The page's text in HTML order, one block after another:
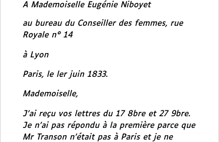
A Mademoiselle Eugénie Niboyet
au bureau du Conseiller des femmes, rue
Royale n° 14
à Lyon
Paris, le ler juin 1833.
Mademoiselle,
J’ai reçu vos lettres du 17 8bre et 27 9bre.
Je n’ai pas répondu à la première parce que
Mr Transon n’était pas à Paris et je ne